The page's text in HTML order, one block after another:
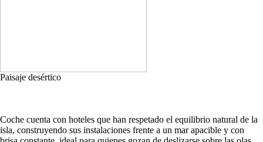
Paisaje desértico
Coche cuenta con hoteles que han respetado el equilibrio natural de la
isla, construyendo sus instalaciones frente a un mar apacible y con